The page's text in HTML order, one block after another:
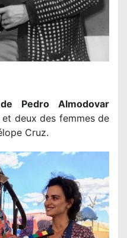
Pedro Almodovar
deux des femmes de
Cruz.